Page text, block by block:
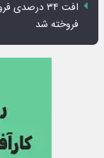
فروخته شد